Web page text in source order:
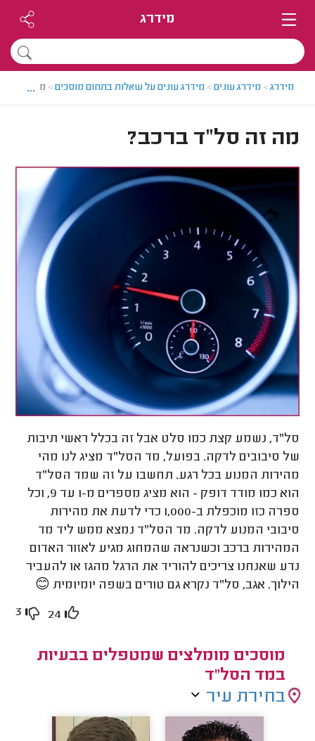
מידרג
מידרג> מידרג עונים> מידרג עונים על שאלות בתחום מוסכים> מה זה
...
מה זה סל"ד ברכב?
סל"ד, נשמע קצת כמו סלט אבל זה בכלל ראשי תיבות
של סיבובים לדקה. בפועל, מד הסל"ד מציג לנו מהי
מהירות המנוע בכל רגע. תחשבו על זה שמד הסל"ד
הוא כמו מודד דופק - הוא מציג מספרים מ-1 עד 9, וכל
ספרה כזו מוכפלת ב-1,000 כדי לדעת את מהירות
סיבובי המנוע לדקה. מד הסל"ד נמצא ממש ליד מד
המהירות ברכב וכשנראה שהמחוג מגיע לאזור האדום
נדע שאנחנו צריכים להוריד את הרגל מהגז או להעביר
הילוך. אגב, סל"ד נקרא גם טורים בשפה יומיומית 😊
24
3
מוסכים מומלצים שמטפלים בבעיות
במד הסל"ד
בחירת עיר